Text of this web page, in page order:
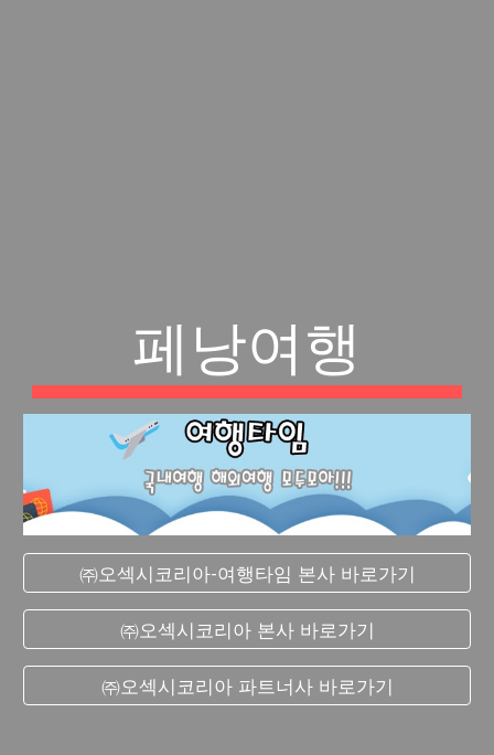
페낭여행
㈜오섹시코리아-여행타임 본사 바로가기
㈜오섹시코리아 본사 바로가기
㈜오섹시코리아 파트너사 바로가기